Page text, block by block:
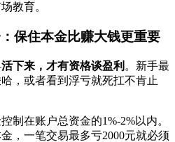
教育。
保住本金比赚大钱更重要
活下来，才有资格谈盈利 。新手最
，或者看到浮亏就死扛不肯止
制在账户总资金的1%-2%以内。
，一笔交易最多亏2000元就必须